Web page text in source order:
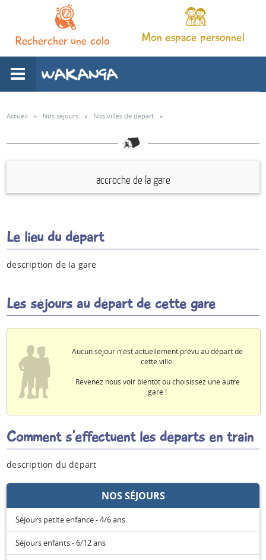
Rechercher une colo Mon espace personnel
L'association
Nos séjours
Notre pédagogie
Accueil » Nos séjours » Nos villes de départ »
accroche de la gare
Le lieu du départ
description de la gare
Les séjours au départ de cette gare
Aucun séjour n'est actuellement prévu au départ de
cette ville.
Revenez nous voir bientôt ou choisissez une autre
gare !
Comment s'effectuent les départs en train
description du départ
NOS SÉJOURS
Séjours petite enfance - 4/6 ans
Séjours enfants - 6/12 ans